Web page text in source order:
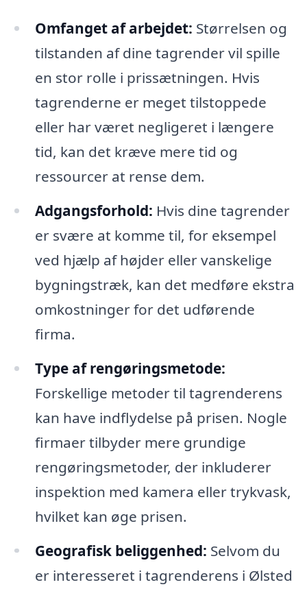
Omfanget af arbejdet: Størrelsen og
tilstanden af dine tagrender vil spille
en stor rolle i prissætningen. Hvis
tagrenderne er meget tilstoppede
eller har været negligeret i længere
tid, kan det kræve mere tid og
ressourcer at rense dem.
Adgangsforhold: Hvis dine tagrender
er svære at komme til, for eksempel
ved hjælp af højder eller vanskelige
bygningstræk, kan det medføre ekstra
omkostninger for det udførende
firma.
Type af rengøringsmetode:
Forskellige metoder til tagrenderens
kan have indflydelse på prisen. Nogle
firmaer tilbyder mere grundige
rengøringsmetoder, der inkluderer
inspektion med kamera eller trykvask,
hvilket kan øge prisen.
Geografisk beliggenhed: Selvom du
er interesseret i tagrenderens i Ølsted